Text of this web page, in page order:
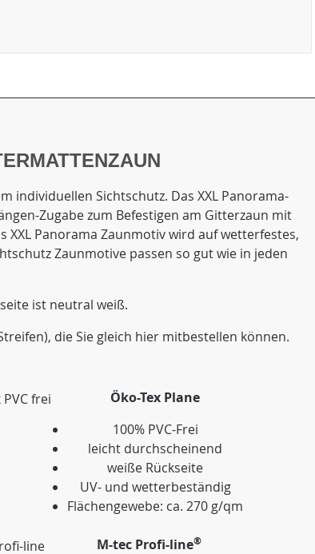
Sichtschutz. Das XXL Panorama-
Zugabe zum Befestigen am Gitterzaun mit
Panorama Zaunmotiv wird auf wetterfestes,
Zaunmotive passen so gut wie in jeden
ist neutral weiß.
die Sie gleich hier mitbestellen können.
Öko-Tex Plane
100% PVC-Frei
leicht durchscheinend
weiße Rückseite
UV- und wetterbeständig
Flächengewebe: ca. 270 g/qm
M-tec Profi-line®